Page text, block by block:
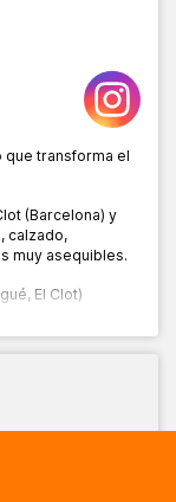
que transforma el
(Barcelona) y
calzado,
muy asequibles.
El Clot)